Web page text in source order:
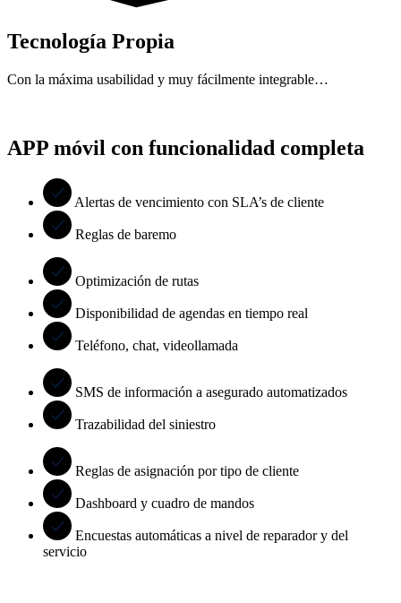
Tecnología Propia
Con la máxima usabilidad y muy fácilmente integrable…
APP móvil con funcionalidad completa
Alertas de vencimiento con SLA’s de cliente
Reglas de baremo
Optimización de rutas
Disponibilidad de agendas en tiempo real
Teléfono, chat, videollamada
SMS de información a asegurado automatizados
Trazabilidad del siniestro
Reglas de asignación por tipo de cliente
Dashboard y cuadro de mandos
Encuestas automáticas a nivel de reparador y del
servicio